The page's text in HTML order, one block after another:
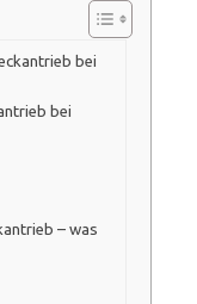
bei
bei
– was